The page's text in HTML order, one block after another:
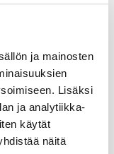
ja mainosten
Lisäksi
ja analytiikka-
käytät
näitä